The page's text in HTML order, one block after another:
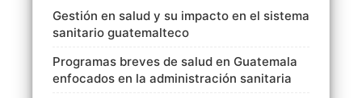
Gestión en salud y su impacto en el sistema
sanitario guatemalteco
Programas breves de salud en Guatemala
enfocados en la administración sanitaria